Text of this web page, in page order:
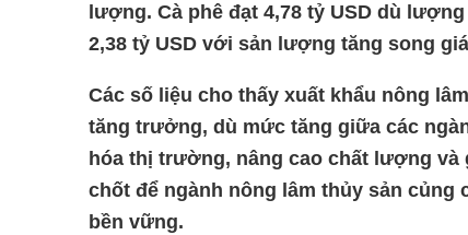
lượng. Cà phê đạt 4,78 tỷ USD dù
2,38 tỷ USD với sản lượng tăng song
Các số liệu cho thấy xuất khẩu nông
tăng trưởng, dù mức tăng giữa các
hóa thị trường, nâng cao chất lượng
chốt để ngành nông lâm thủy sản củng
bền vững.